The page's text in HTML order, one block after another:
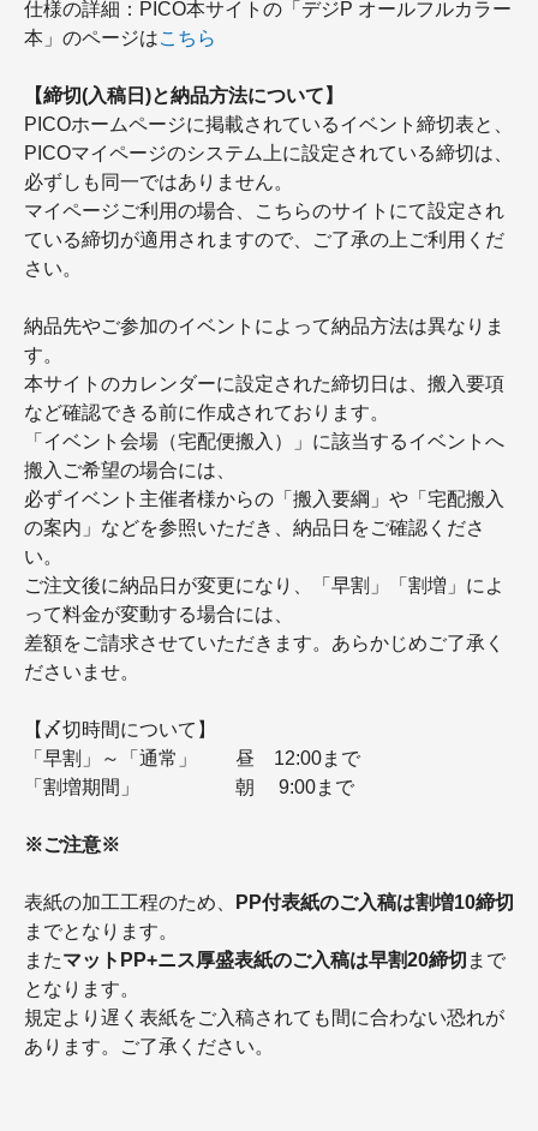
仕様の詳細：PICO本サイトの「デジP オールフルカラー
本」のページはこちら
【締切(入稿日)と納品方法について】
PICOホームページに掲載されているイベント締切表と、
PICOマイページのシステム上に設定されている締切は、
必ずしも同一ではありません。
マイページご利用の場合、こちらのサイトにて設定され
ている締切が適用されますので、ご了承の上ご利用くだ
さい。
納品先やご参加のイベントによって納品方法は異なりま
す。
本サイトのカレンダーに設定された締切日は、搬入要項
など確認できる前に作成されております。
「イベント会場（宅配便搬入）」に該当するイベントへ
搬入ご希望の場合には、
必ずイベント主催者様からの「搬入要綱」や「宅配搬入
の案内」などを参照いただき、納品日をご確認くださ
い。
ご注文後に納品日が変更になり、「早割」「割増」によ
って料金が変動する場合には、
差額をご請求させていただきます。あらかじめご了承く
ださいませ。
【〆切時間について】
「早割」～「通常」 昼 12:00まで
「割増期間」 朝 9:00まで
※ご注意※
表紙の加工工程のため、
PP付表紙のご入稿は割増10締切
までとなります。
またマットPP+ニス厚盛表紙のご入稿は早割20締切 まで
となります。
規定より遅く表紙をご入稿されても間に合わない恐れが
あります。ご了承ください。